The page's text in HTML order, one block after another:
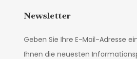
Newsletter
Geben Sie Ihre E-Mail-Adresse
Ihnen die neuesten